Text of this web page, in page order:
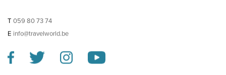
T 059 80 73 74
E info@travelworld.be